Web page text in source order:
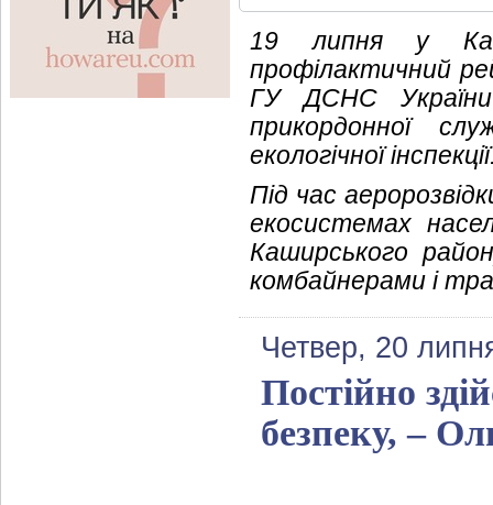
19 липня у
профілактичний
ГУ ДСНС України
прикордонної
екологічної
Під час
екосистемах
Каширського
комбайнерами і
Четвер, 20
Постійно
безпеку, –